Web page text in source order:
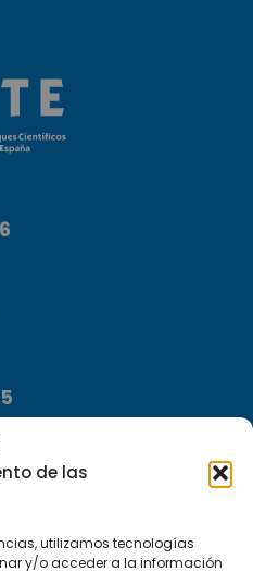
de las
utilizamos tecnologías
y/o acceder a la información